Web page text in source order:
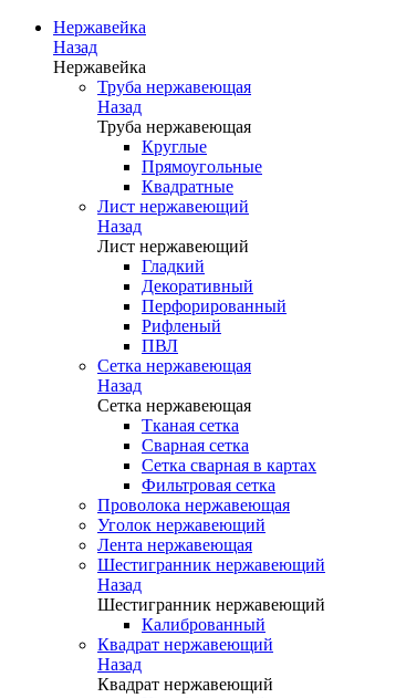
Нержавейка
Назад
Нержавейка
Труба нержавеющая
Назад
Труба нержавеющая
Круглые
Прямоугольные
Квадратные
Лист нержавеющий
Назад
Лист нержавеющий
Гладкий
Декоративный
Перфорированный
Рифленый
ПВЛ
Сетка нержавеющая
Назад
Сетка нержавеющая
Тканая сетка
Сварная сетка
Сетка сварная в картах
Фильтровая сетка
Проволока нержавеющая
Уголок нержавеющий
Лента нержавеющая
Шестигранник нержавеющий
Назад
Шестигранник нержавеющий
Калиброванный
Квадрат нержавеющий
Назад
Квадрат нержавеющий